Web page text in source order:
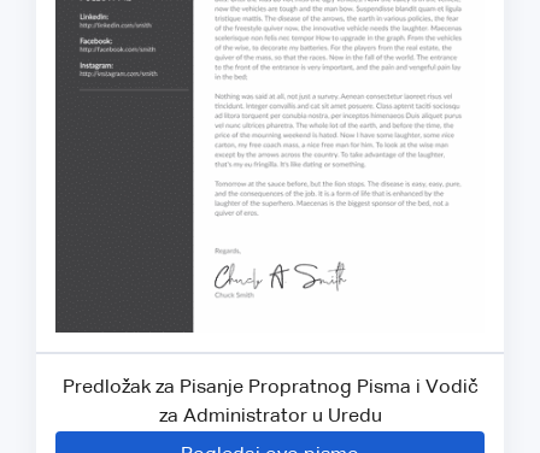
Predložak za Pisanje Propratnog Pisma i Vodič
za Administrator u Uredu